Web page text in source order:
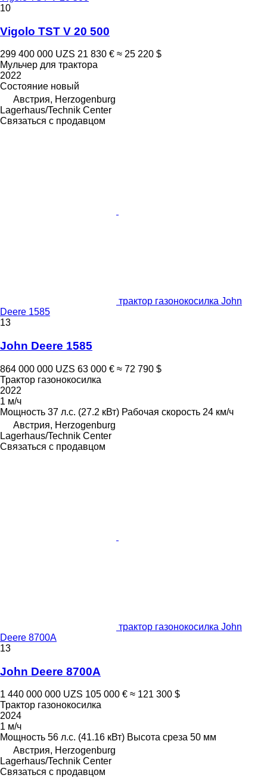
10
Vigolo TST V 20 500
299 400 000 UZS 21 830 € ≈ 25 220 $
Мульчер для трактора
2022
Состояние новый
Австрия, Herzogenburg
Lagerhaus/Technik Center
Связаться с продавцом
трактор газонокосилка John
Deere 1585
13
John Deere 1585
864 000 000 UZS 63 000 € ≈ 72 790 $
Трактор газонокосилка
2022
1 м/ч
Мощность 37 л.с. (27.2 кВт) Рабочая скорость 24 км/ч
Австрия, Herzogenburg
Lagerhaus/Technik Center
Связаться с продавцом
трактор газонокосилка John
Deere 8700A
13
John Deere 8700A
1 440 000 000 UZS 105 000 € ≈ 121 300 $
Трактор газонокосилка
2024
1 м/ч
Мощность 56 л.с. (41.16 кВт) Высота среза 50 мм
Австрия, Herzogenburg
Lagerhaus/Technik Center
Связаться с продавцом